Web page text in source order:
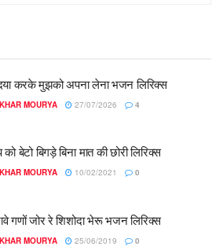
करके मुझको अपना लेना भजन लिरिक्स
MOURYA 27/07/2026 4
को बेटो बिगड़े बिना मात की छोरी लिरिक्स
MOURYA 10/02/2021 0
गणों जोर रे शिशोदा भेरू भजन लिरिक्स
MOURYA 25/06/2019 0